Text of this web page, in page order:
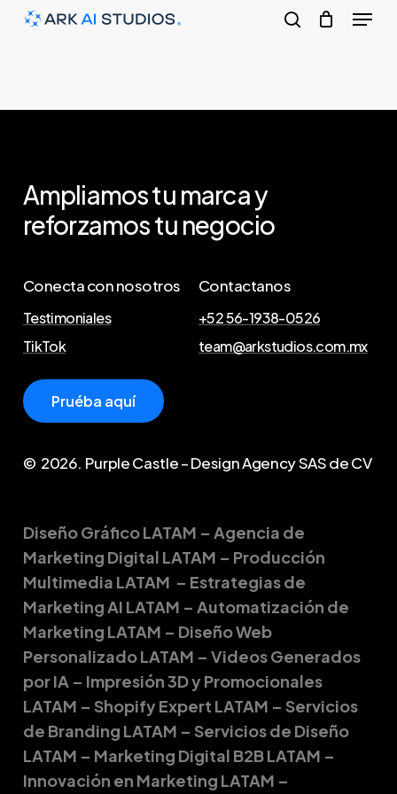
Skip
Menu
Ampliamos tu marca y
reforzamos tu negocio
Conecta con nosotros
Testimoniales
TikTok
Contactanos
+52 56-1938-0526
team@arkstudios.com.mx
Pruéba aquí
© 2026. Purple Castle – Design Agency SAS de CV
Diseño Gráfico LATAM – Agencia de
Marketing Digital LATAM – Producción
Multimedia LATAM – Estrategias de
Marketing AI LATAM – Automatización de
Marketing LATAM – Diseño Web
Personalizado LATAM – Videos Generados
por IA – Impresión 3D y Promocionales
LATAM – Shopify Expert LATAM – Servicios
de Branding LATAM – Servicios de Diseño
LATAM – Marketing Digital B2B LATAM –
Innovación en Marketing LATAM –